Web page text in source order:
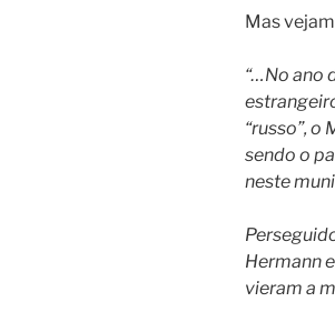
Mas
“…No ano
“russo”, o
sendo o
neste
Hermann
vieram a